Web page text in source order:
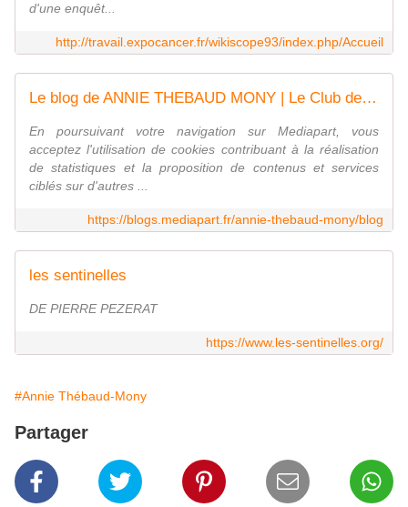
d'une enquêt...
http://travail.expocancer.fr/wikiscope93/index.php/Accueil
Le blog de ANNIE THEBAUD MONY | Le Club de Mediapart
En poursuivant votre navigation sur Mediapart, vous
acceptez l'utilisation de cookies contribuant à la réalisation
de statistiques et la proposition de contenus et services
ciblés sur d'autres ...
https://blogs.mediapart.fr/annie-thebaud-mony/blog
les sentinelles
DE PIERRE PEZERAT
https://www.les-sentinelles.org/
#Annie Thébaud-Mony
Partager